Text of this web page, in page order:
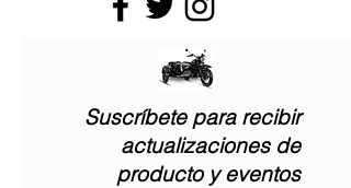
Suscríbete para recibir
actualizaciones de
producto y eventos